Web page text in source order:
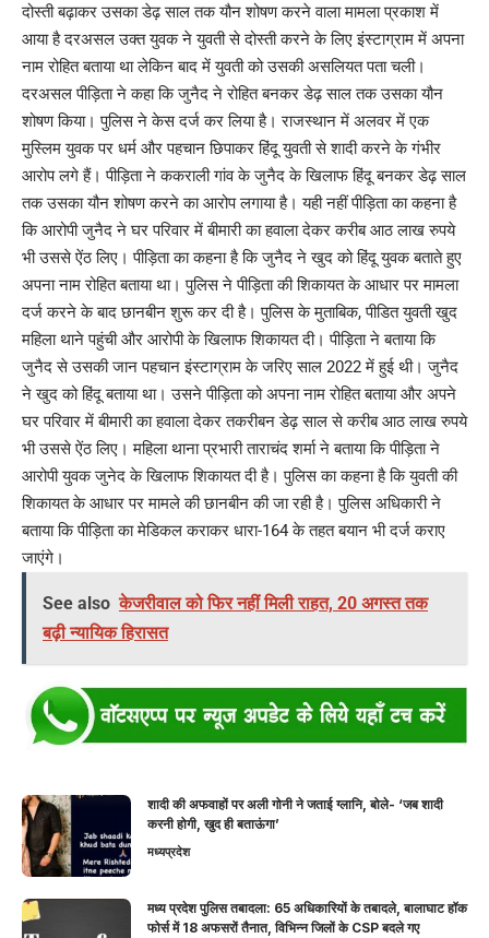
दोस्ती बढ़ाकर उसका डेढ़ साल तक यौन शोषण करने वाला मामला प्रकाश में
आया है दरअसल उक्त युवक ने युवती से दोस्ती करने के लिए इंस्टाग्राम में अपना
नाम रोहित बताया था लेकिन बाद में युवती को उसकी असलियत पता चली।
दरअसल पीड़िता ने कहा कि जुनैद ने रोहित बनकर डेढ़ साल तक उसका यौन
शोषण किया। पुलिस ने केस दर्ज कर लिया है। राजस्थान में अलवर में एक
मुस्लिम युवक पर धर्म और पहचान छिपाकर हिंदू युवती से शादी करने के गंभीर
आरोप लगे हैं। पीड़िता ने ककराली गांव के जुनैद के खिलाफ हिंदू बनकर डेढ़ साल
तक उसका यौन शोषण करने का आरोप लगाया है। यही नहीं पीड़िता का कहना है
कि आरोपी जुनैद ने घर परिवार में बीमारी का हवाला देकर करीब आठ लाख रुपये
भी उससे ऐंठ लिए। पीड़िता का कहना है कि जुनैद ने खुद को हिंदू युवक बताते हुए
अपना नाम रोहित बताया था। पुलिस ने पीड़िता की शिकायत के आधार पर मामला
दर्ज करने के बाद छानबीन शुरू कर दी है। पुलिस के मुताबिक, पीडित युवती खुद
महिला थाने पहुंची और आरोपी के खिलाफ शिकायत दी। पीड़िता ने बताया कि
जुनैद से उसकी जान पहचान इंस्टाग्राम के जरिए साल 2022 में हुई थी। जुनैद
ने खुद को हिंदू बताया था। उसने पीड़िता को अपना नाम रोहित बताया और अपने
घर परिवार में बीमारी का हवाला देकर तकरीबन डेढ़ साल से करीब आठ लाख रुपये
भी उससे ऐंठ लिए। महिला थाना प्रभारी ताराचंद शर्मा ने बताया कि पीड़िता ने
आरोपी युवक जुनेद के खिलाफ शिकायत दी है। पुलिस का कहना है कि युवती की
शिकायत के आधार पर मामले की छानबीन की जा रही है। पुलिस अधिकारी ने
बताया कि पीड़िता का मेडिकल कराकर धारा-164 के तहत बयान भी दर्ज कराए
जाएंगे।
See also केजरीवाल को फिर नहीं मिली राहत, 20 अगस्त तक
बढ़ी न्यायिक हिरासत
शादी की अफवाहों पर अली गोनी ने जताई ग्लानि, बोले- ‘जब शादी
करनी होगी, खुद ही बताऊंगा’
मध्यप्रदेश
मध्य प्रदेश पुलिस तबादला: 65 अधिकारियों के तबादले, बालाघाट हॉक
फोर्स में 18 अफसरों तैनात, विभिन्न जिलों के CSP बदले गए